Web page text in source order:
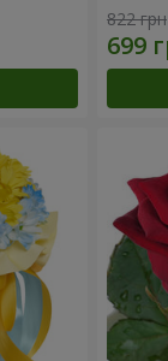
822 грн